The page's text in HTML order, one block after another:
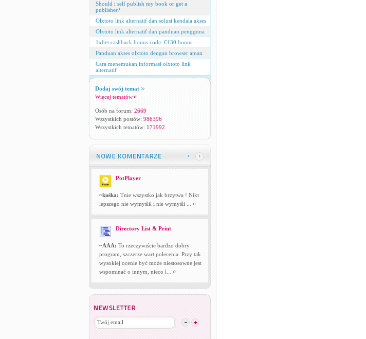
Should i self publish my book or get a
publisher?
Olxtoto link alternatif dan solusi kendala akses
Olxtoto link alternatif dan panduan pengguna
1xbet cashback bonus code: €130 bonus
Panduan akses olxtoto dengan browser aman
Cara menemukan informasi olxtoto link
alternatif
Dodaj swój temat
Więcej tematów
Osób na forum: 2669
Wszystkich postów: 986396
Wszystkich tematów: 171992
PotPlayer
~kuśka: Tnie wszystko jak brzytwa ! Nikt
lepszego nie wymyślił i nie wymyśli ...
Directory List & Print
~AAA: To rzeczywiście bardzo dobry
program, szczerze wart polecenia. Przy tak
wysokiej ocenie być może niestosowne jest
wspominać o innym, nieco l...